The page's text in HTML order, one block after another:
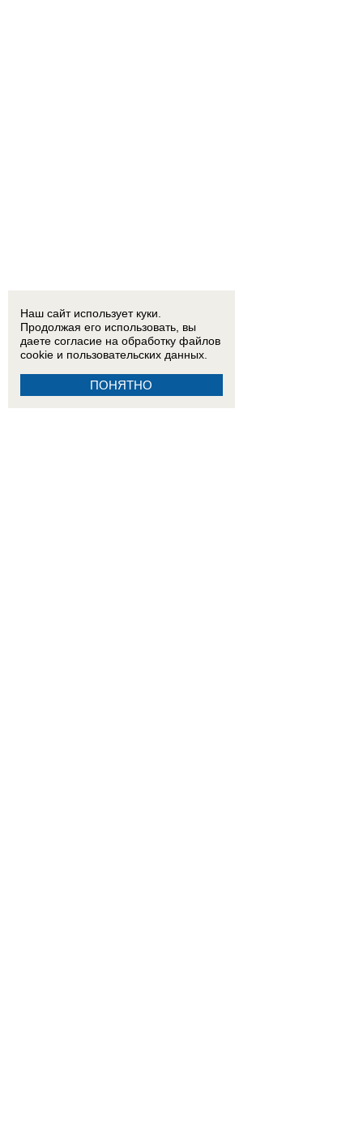
Наш сайт использует куки.
Продолжая его использовать, вы
даете согласие на обработку файлов
cookie и пользовательских данных.
ПОНЯТНО